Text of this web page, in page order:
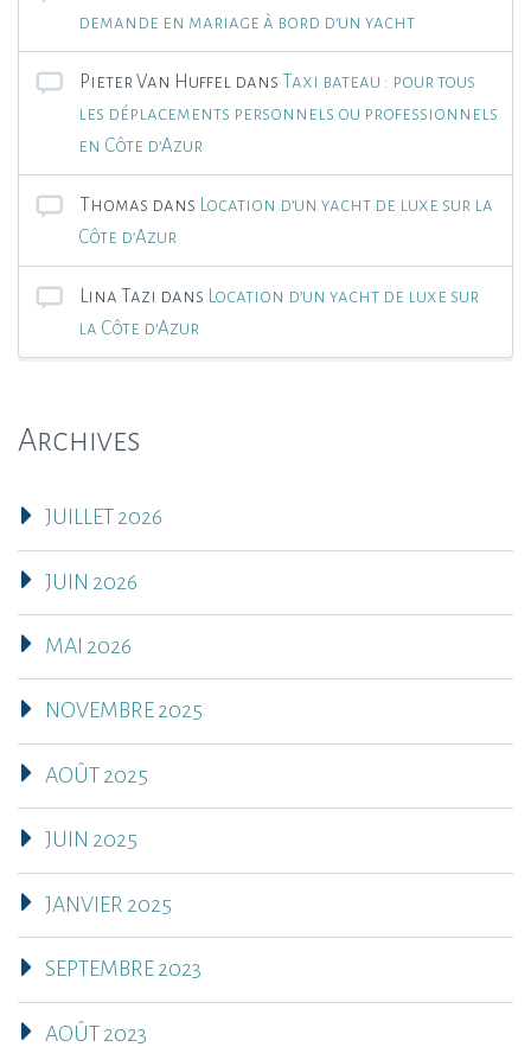
demande en mariage à bord d’un yacht
Pieter Van Huffel dans Taxi bateau : pour tous
les déplacements personnels ou professionnels
en Côte d’Azur
Thomas dans
Location d’un yacht de luxe sur la
Côte d’Azur
Lina Tazi dans
Location d’un yacht de luxe sur
la Côte d’Azur
Archives
JUILLET 2026
JUIN 2026
MAI 2026
NOVEMBRE 2025
AOÛT 2025
JUIN 2025
JANVIER 2025
SEPTEMBRE 2023
AOÛT 2023